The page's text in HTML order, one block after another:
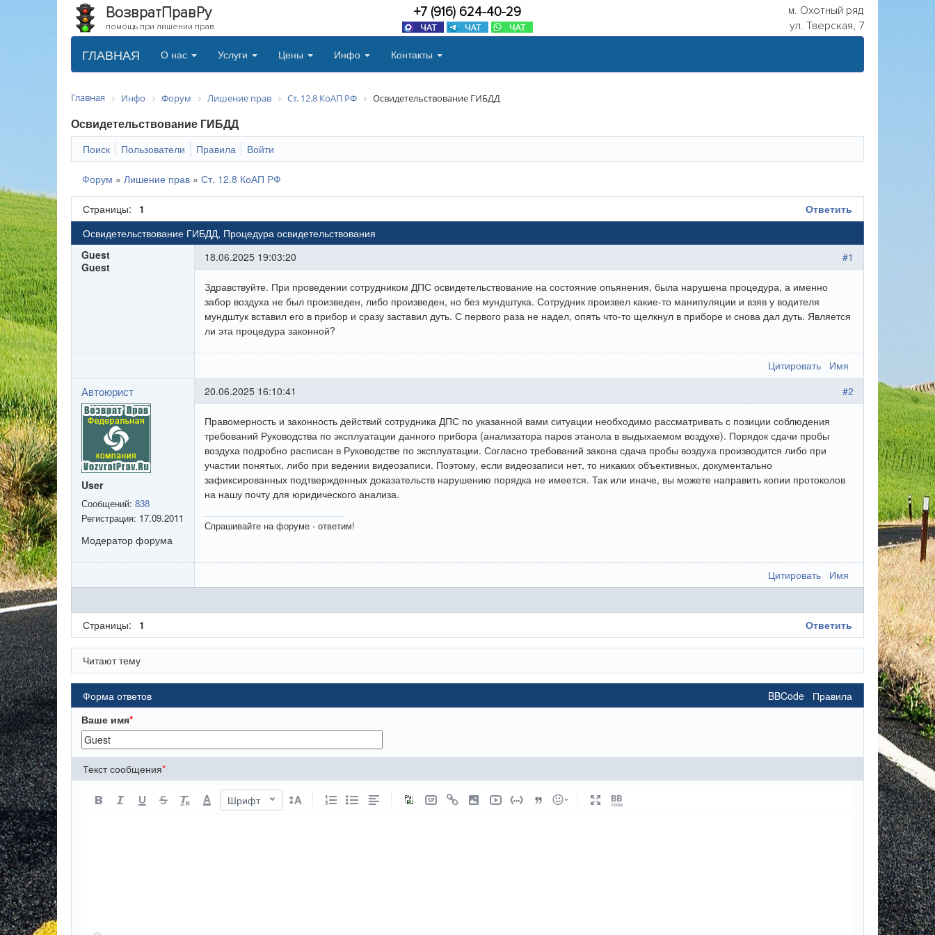
ВозвратПравРу
помощь при лишении прав
+7 (916) 624-40-29
м. Охотный ряд
ул. Тверская, 7
ГЛАВНАЯ О нас Услуги Цены Инфо Контакты
Главная Инфо Форум Лишение прав Ст. 12.8 КоАП РФ Освидетельствование ГИБДД
Освидетельствование ГИБДД
Поиск Пользователи Правила Войти
Форум » Лишение прав » Ст. 12.8 КоАП РФ
Страницы: 1
Ответить
Освидетельствование ГИБДД, Процедура освидетельствования
Guest
Guest
#1
18.06.2025 19:03:20
Здравствуйте. При проведении сотрудником ДПС освидетельствование на состояние опьянения, была нарушена процедура, а именно
забор воздуха не был произведен, либо произведен, но без мундштука. Сотрудник произвел какие-то манипуляции и взяв у водителя
мундштук вставил его в прибор и сразу заставил дуть. С первого раза не надел, опять что-то щелкнул в приборе и снова дал дуть. Является
ли эта процедура законной?
Цитировать Имя
Автоюрист
User
Сообщений: 838
Регистрация: 17.09.2011
Модератор форума
#2
20.06.2025 16:10:41
Правомерность и законность действий сотрудника ДПС по указанной вами ситуации необходимо рассматривать с позиции соблюдения
требований Руководства по эксплуатации данного прибора (анализатора паров этанола в выдыхаемом воздухе). Порядок сдачи пробы
воздуха подробно расписан в Руководстве по эксплуатации. Согласно требований закона сдача пробы воздуха производится либо при
участии понятых, либо при ведении видеозаписи. Поэтому, если видеозаписи нет, то никаких объективных, документально
зафиксированных подтвержденных доказательств нарушению порядка не имеется. Так или иначе, вы можете направить копии протоколов
на нашу почту для юридического анализа.
Спрашивайте на форуме - ответим!
Цитировать Имя
Страницы: 1 Ответить
Читают тему
BBCode Правила
Форма ответов
Ваше имя*
Текст сообщения*
A Шрифт